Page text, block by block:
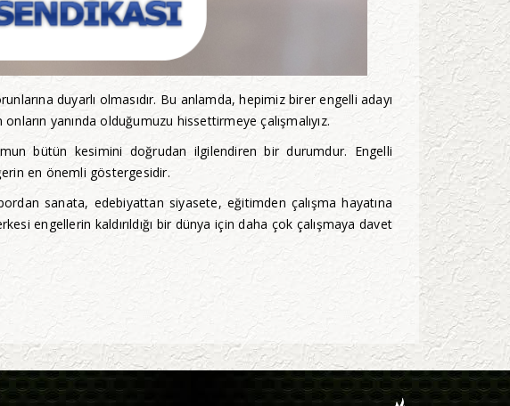
duyarlı olmasıdır. Bu anlamda, hepimiz birer engelli adayı
yanında olduğumuzu hissettirmeye çalışmalıyız.
bütün kesimini doğrudan ilgilendiren bir durumdur. Engelli
en önemli göstergesidir.
sanata, edebiyattan siyasete, eğitimden çalışma hayatına
engellerin kaldırıldığı bir dünya için daha çok çalışmaya davet